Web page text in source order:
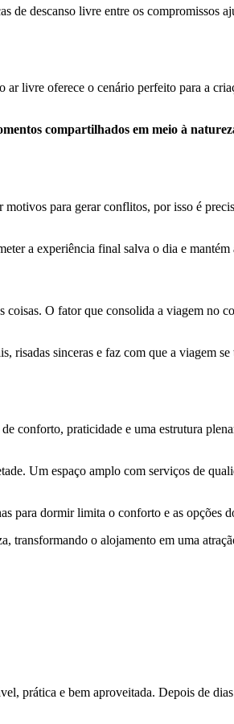
de descanso livre entre os compromissos
livre oferece o cenário perfeito para a
compartilhados em meio à
para gerar conflitos, por isso é
a experiência final salva o dia e
O fator que consolida a viagem no
risadas sinceras e faz com que a viagem se
conforto, praticidade e uma estrutura
Um espaço amplo com serviços de
para dormir limita o conforto e as opções
transformando o alojamento em uma
prática e bem aproveitada. Depois de